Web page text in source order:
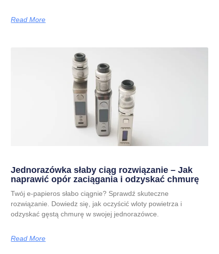
Read More
Jednorazówka słaby ciąg rozwiązanie – Jak
naprawić opór zaciągania i odzyskać chmurę
Twój e-papieros słabo ciągnie? Sprawdź skuteczne
rozwiązanie. Dowiedz się, jak oczyścić wloty powietrza i
odzyskać gęstą chmurę w swojej jednorazówce.
Read More